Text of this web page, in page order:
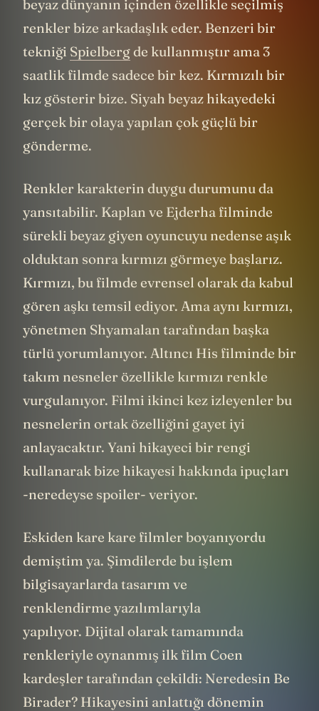
beyaz dünyanın içinden özellikle seçilmiş
renkler bize arkadaşlık eder. Benzeri bir
tekniği Spielbergde kullanmıştır ama 3
saatlik filmde sadece bir kez. Kırmızılı bir
kız gösterir bize. Siyah beyaz hikayedeki
gerçek bir olaya yapılan çok güçlü bir
gönderme.
Renkler karakterin duygu durumunu da
yansıtabilir. Kaplan ve Ejderha filminde
sürekli beyaz giyen oyuncuyu nedense aşık
olduktan sonra kırmızı görmeye başlarız.
Kırmızı, bu filmde evrensel olarak da kabul
gören aşkı temsil ediyor. Ama aynı kırmızı,
yönetmen Shyamalan tarafından başka
türlü yorumlanıyor. Altıncı His filminde bir
takım nesneler özellikle kırmızı renkle
vurgulanıyor. Filmi ikinci kez izleyenler bu
nesnelerin ortak özelliğini gayet iyi
anlayacaktır. Yani hikayeci bir rengi
kullanarak bize hikayesi hakkında ipuçları
-neredeyse spoiler- veriyor.
Eskiden kare kare filmler boyanıyordu
demiştim ya. Şimdilerde bu işlem
bilgisayarlarda tasarım ve
renklendirme yazılımlarıyla
yapılıyor. Dijital olarak tamamında
renkleriyle oynanmış ilk film Coen
kardeşler tarafından çekildi: Neredesin Be
Birader? Hikayesini anlattığı dönemin